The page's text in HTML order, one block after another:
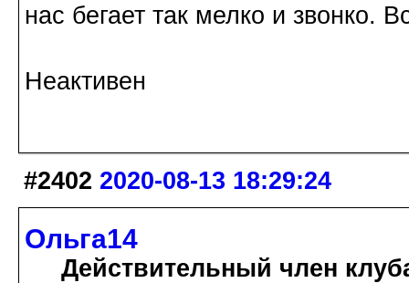
нас бегает так мелко и звонко.
Неактивен
#2402 2020-08-13 18:29:24
Ольга14
Действительный член